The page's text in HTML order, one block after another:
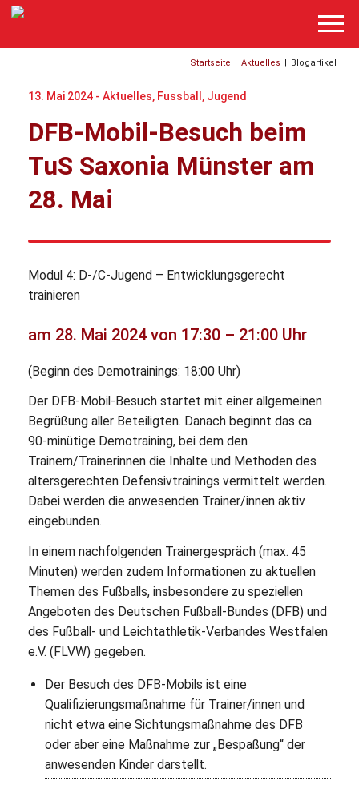
Startseite | Aktuelles | Blogartikel
13. Mai 2024 - Aktuelles, Fussball , Jugend
DFB-Mobil-Besuch beim
TuS Saxonia Münster am
28. Mai
Modul 4: D-/C-Jugend – Entwicklungsgerecht
trainieren
am 28. Mai 2024 von 17:30 – 21:00 Uhr
(Beginn des Demotrainings: 18:00 Uhr)
Der DFB-Mobil-Besuch startet mit einer allgemeinen
Begrüßung aller Beteiligten. Danach beginnt das ca.
90-minütige Demotraining, bei dem den
Trainern/Trainerinnen die Inhalte und Methoden des
altersgerechten Defensivtrainings vermittelt werden.
Dabei werden die anwesenden Trainer/innen aktiv
eingebunden.
In einem nachfolgenden Trainergespräch (max. 45
Minuten) werden zudem Informationen zu aktuellen
Themen des Fußballs, insbesondere zu speziellen
Angeboten des Deutschen Fußball-Bundes (DFB) und
des Fußball- und Leichtathletik-Verbandes Westfalen
e.V. (FLVW) gegeben.
Der Besuch des DFB-Mobils ist eine
Qualifizierungsmaßnahme für Trainer/innen und
nicht etwa eine Sichtungsmaßnahme des DFB
oder aber eine Maßnahme zur „Bespaßung“ der
anwesenden Kinder darstellt.